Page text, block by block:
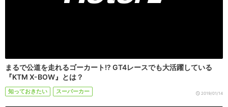
まるで公道を走れるゴーカート!? GT4レースでも大活躍している
『KTM X-BOW』とは？
知っておきたい スーパーカー 2019/01/14